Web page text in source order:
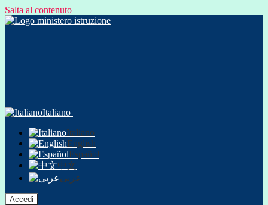
Salta al contenuto
Italiano
Italiano
English
Español
中文
عربى
Accedi